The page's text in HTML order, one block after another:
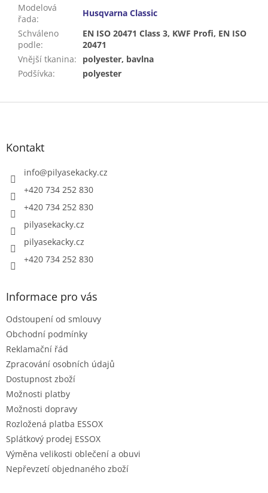
Modelová
řada:
Husqvarna Classic
Schváleno
podle:
EN ISO 20471 Class 3, KWF Profi, EN ISO
20471
Vnější tkanina:
polyester, bavlna
Podšívka: polyester
Z
Kontakt
info@pilyasekacky.cz
+420 734 252 830
+420 734 252 830
pilyasekacky.cz
pilyasekacky.cz
+420 734 252 830
Informace pro vás
Odstoupení od smlouvy
Obchodní podmínky
Reklamační řád
Zpracování osobních údajů
Dostupnost zboží
Možnosti platby
Možnosti dopravy
Rozložená platba ESSOX
Splátkový prodej ESSOX
Výměna velikosti oblečení a obuvi
Nepřevzetí objednaného zboží